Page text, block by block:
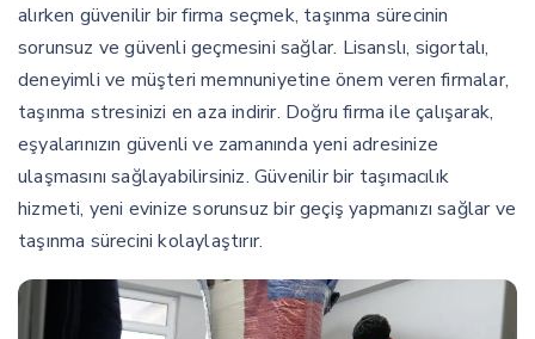
alırken güvenilir bir firma seçmek, taşınma sürecinin
sorunsuz ve güvenli geçmesini sağlar. Lisanslı, sigortalı,
deneyimli ve müşteri memnuniyetine önem veren firmalar,
taşınma stresinizi en aza indirir. Doğru firma ile çalışarak,
eşyalarınızın güvenli ve zamanında yeni adresinize
ulaşmasını sağlayabilirsiniz. Güvenilir bir taşımacılık
hizmeti, yeni evinize sorunsuz bir geçiş yapmanızı sağlar ve
taşınma sürecini kolaylaştırır.